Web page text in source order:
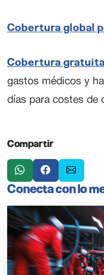
Cobertura global
Cobertura gratuita
gastos médicos y
días para costes de
Compartir
Conecta con lo